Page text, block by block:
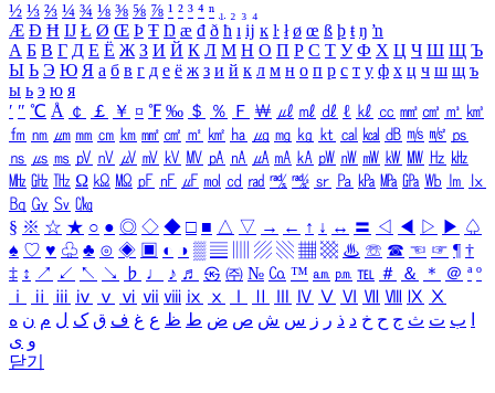
½ ⅓ ⅔ ¼ ¾ ⅛ ⅜ ⅝ ⅞ ¹ ² ³ ⁴ ⁿ ₁ ₂ ₃ ₄
Æ Ð Ħ Ĳ Ł Ø Œ Þ Ŧ Ŋ æ đ ð ħ ı ĳ ĸ ŀ ł ø œ ß þ ŧ ŋ ŉ
А Б В Г Д Е Ё Ж З И Й К Л М Н О П Р С Т У Ф Х Ц Ч Ш Щ Ъ
Ы Ь Э Ю Я а б в г д е ё ж з и й к л м н о п р с т у ф х ц ч ш щ ъ
ы ь э ю я
′ ″ ℃ Å ￠ ￡ ￥ ¤ ℉ ‰ ＄ ％ Ｆ ￦ ㎕ ㎖ ㎗ ℓ ㎘ ㏄ ㎣ ㎤ ㎥ ㎦
㎙ ㎚ ㎛ ㎜ ㎝ ㎞ ㎟ ㎠ ㎡ ㎢ ㏊ ㎍ ㎎ ㎏ ㏏ ㎈ ㎉ ㏈ ㎧ ㎨ ㎰
㎱ ㎲ ㎳ ㎴ ㎵ ㎶ ㎷ ㎸ ㎹ ㎀ ㎁ ㎂ ㎃ ㎄ ㎺ ㎻ ㎽ ㎾ ㎿ ㎐ ㎑
㎒ ㎓ ㎔ Ω ㏀ ㏁ ㎊ ㎋ ㎌ ㏖ ㏅ ㎭ ㎮ ㎯ ㏛ ㎩ ㎪ ㎫ ㎬ ㏝ ㏐
㏓
㏃ ㏉ ㏜ ㏆
§ ※ ☆ ★ ○ ● ◎ ◇ ◆ □ ■ △ ▽ → ← ↑ ↓ ↔ 〓 ◁ ◀ ▷ ▶ ♤
♠ ♡ ♥ ♧ ♣ ⊙ ◈ ▣ ◐ ◑ ▒ ▤ ▨ ▧ ▦ ▩ ♨ ☏ ☎ ☜ ☞ ¶ †
‡ ↕ ↗ ↙ ↖ ↘ ♭ ♩ ♪ ♬ ㉿ ㈜ № ㏇ ™ ㏂ ㏘ ℡ ＃ ＆ ＊ ＠ ª º
ⅰ
ⅱ ⅲ ⅳ ⅴ ⅵ ⅶ ⅷ ⅸ ⅹ Ⅳ Ⅴ Ⅵ Ⅶ Ⅷ Ⅸ Ⅹ
ب ت ث ج ح خ د ذ ر ز س ش ص ض ط ظ ع غ ف ق ک ل م ن ه
و ی
닫기